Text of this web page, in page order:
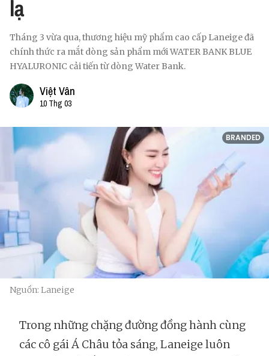
lạ
Tháng 3 vừa qua, thương hiệu mỹ phẩm cao cấp Laneige đã
chính thức ra mắt dòng sản phẩm mới WATER BANK BLUE
HYALURONIC cải tiến từ dòng Water Bank.
Việt Vân
10 Thg 03
BRANDED
Nguồn: Laneige
Trong những chặng đường đồng hành cùng
các cô gái Á Châu tỏa sáng, Laneige luôn